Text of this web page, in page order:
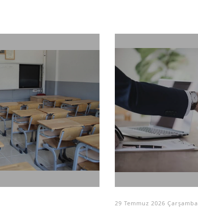
29 Temmuz 2026 Çarşamba